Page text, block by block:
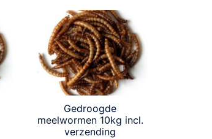
Gedroogde
meelwormen 10kg incl.
verzending